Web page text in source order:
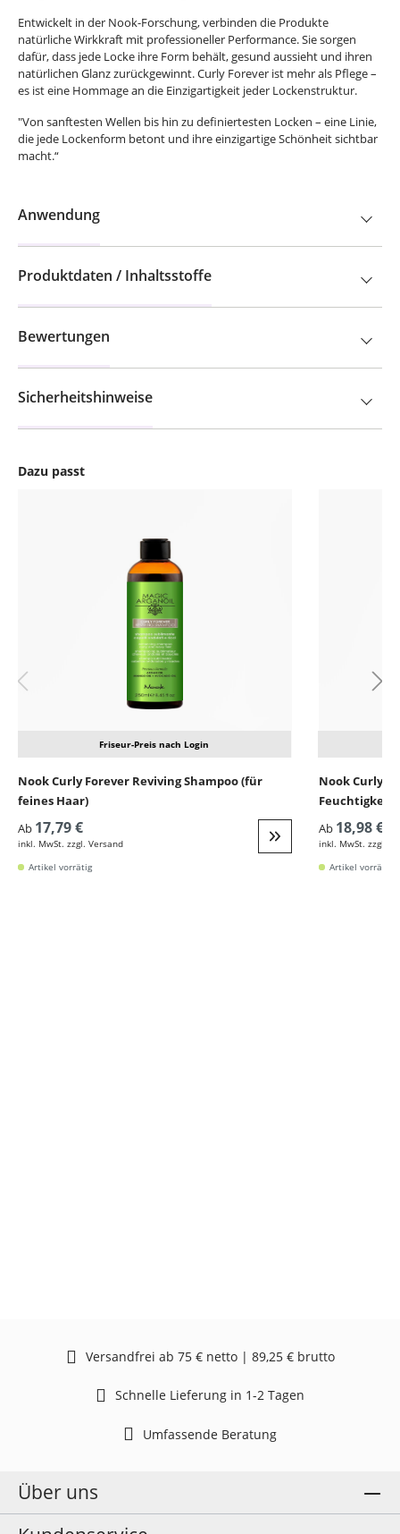
Dazu passt
Friseur-Preis nach Login
Nook Curly Forever Reviving Shampoo (für
feines Haar)
Ab 17,79 €
inkl. MwSt. zzgl. Versand Weiter zur Detail
Artikel vorrätig
Nook Curly
Feuchtigkeit
Ab 18,98 €
inkl. MwSt. zzgl.
Artikel vorrätig
Entwickelt in der Nook-Forschung, verbinden die Produkte
natürliche Wirkkraft mit professioneller Performance. Sie sorgen
dafür, dass jede Locke ihre Form behält, gesund aussieht und ihren
natürlichen Glanz zurückgewinnt. Curly Forever ist mehr als Pflege –
es ist eine Hommage an die Einzigartigkeit jeder Lockenstruktur.
"Von sanftesten Wellen bis hin zu definiertesten Locken – eine Linie,
die jede Lockenform betont und ihre einzigartige Schönheit sichtbar
macht.“
Anwendung
Produktdaten / Inhaltsstoffe
Bewertungen
Sicherheitshinweise
Versandfrei ab 75 € netto | 89,25 € brutto
Schnelle Lieferung in 1-2 Tagen
Umfassende Beratung
Über uns